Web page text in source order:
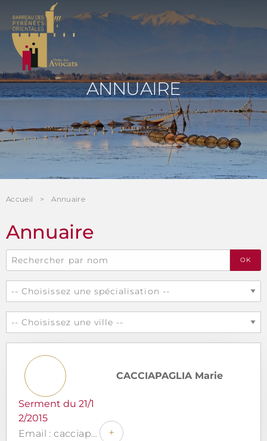
ANNUAIRE
Accueil Annuaire
Annuaire
CACCIAPAGLIA Marie
Serment du 21/1
2/2015
Email : cacciapaglia.esquirol.avocats@gmail.com
+
Panneau de gestion des cookies